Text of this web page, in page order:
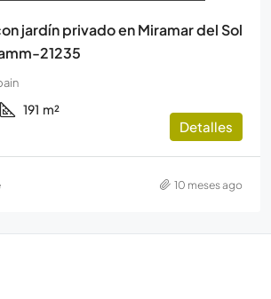
jardín privado en Miramar del Sol
21235
191 m²
Detalles
10 meses ago